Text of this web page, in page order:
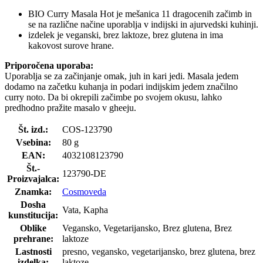
BIO Curry Masala Hot je mešanica 11 dragocenih začimb in
se na različne načine uporablja v indijski in ajurvedski kuhinji.
izdelek je veganski, brez laktoze, brez glutena in ima
kakovost surove hrane.
Priporočena uporaba:
Uporablja se za začinjanje omak, juh in kari jedi. Masala jedem
dodamo na začetku kuhanja in podari indijskim jedem značilno
curry noto. Da bi okrepili začimbe po svojem okusu, lahko
predhodno pražite masalo v gheeju.
Št. izd.:
COS-123790
Vsebina:
80 g
EAN:
4032108123790
Št.-
Proizvajalca:
123790-DE
Znamka:
Cosmoveda
Dosha
kunstitucija:
Vata, Kapha
Oblike
prehrane:
Vegansko, Vegetarijansko, Brez glutena, Brez
laktoze
Lastnosti
presno, vegansko, vegetarijansko, brez glutena, brez